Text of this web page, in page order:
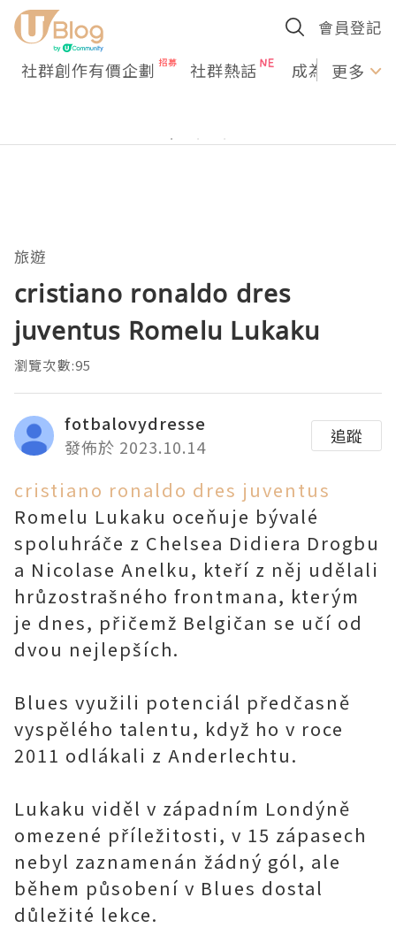
會員登記
社群創作有價企劃 社群熱話 成為U更多
旅遊
cristiano ronaldo dres
juventus Romelu Lukaku
瀏覽次數:95
fotbalovydresse
發佈於 2023.10.14
追蹤
cristiano ronaldo dres juventus
Romelu Lukaku oceňuje bývalé
spoluhráče z Chelsea Didiera Drogbu
a Nicolase Anelku, kteří z něj udělali
hrůzostrašného frontmana, kterým
je dnes, přičemž Belgičan se učí od
dvou nejlepších.
Blues využili potenciál předčasně
vyspělého talentu, když ho v roce
2011 odlákali z Anderlechtu.
Lukaku viděl v západním Londýně
omezené příležitosti, v 15 zápasech
nebyl zaznamenán žádný gól, ale
během působení v Blues dostal
důležité lekce.